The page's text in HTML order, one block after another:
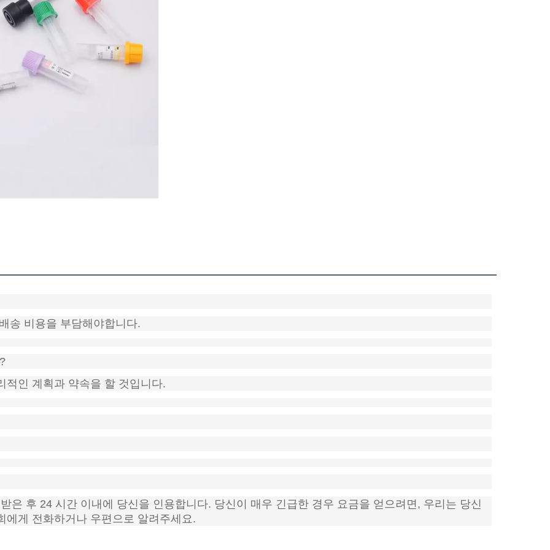
송 비용을 부담해야합니다.
적인 계획과 약속을 할 것입니다.
은 후 24 시간 이내에 당신을 인용합니다. 당신이 매우 긴급한 경우 요금을 얻으려면, 우리는 당신
게 전화하거나 우편으로 알려주세요.